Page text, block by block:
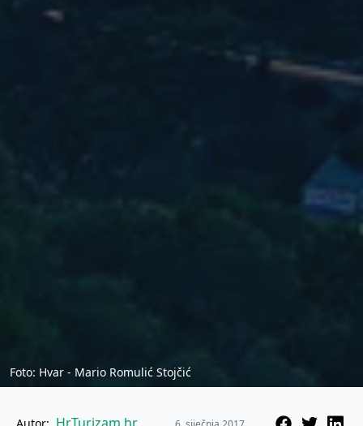
Foto: Hvar - Mario Romulić Stojčić
Autor: HrTurizam.hr